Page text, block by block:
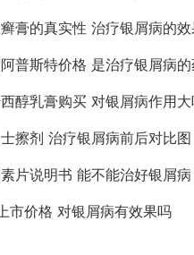
膏的真实性 治疗银屑病的效
普斯特价格 是治疗银屑病
醇乳膏购买 对银屑病作用大
擦剂 治疗银屑病前后对比图
片说明书 能不能治好银屑病
市价格 对银屑病有效果吗